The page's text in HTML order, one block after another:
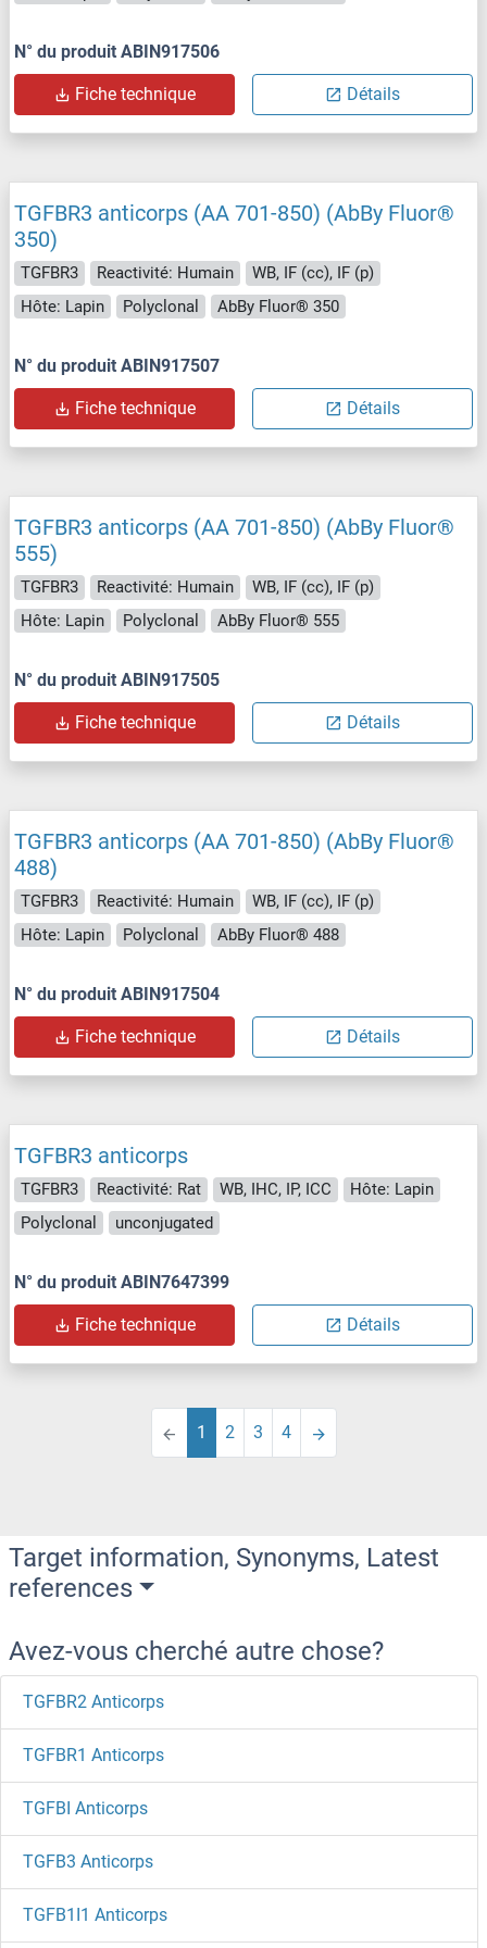
N° du produit ABIN917506
Fiche technique Détails
TGFBR3 anticorps (AA 701-850) (AbBy Fluor®
350)
TGFBR3 Reactivité: Humain
WB, IF (cc), IF (p)
Hôte: Lapin
Polyclonal AbBy Fluor® 350
N° du produit ABIN917507
Fiche technique Détails
TGFBR3 anticorps (AA 701-850) (AbBy Fluor®
555)
TGFBR3 Reactivité: Humain
WB, IF (cc), IF (p)
Hôte: Lapin
Polyclonal AbBy Fluor® 555
N° du produit ABIN917505
Fiche technique Détails
TGFBR3 anticorps (AA 701-850) (AbBy Fluor®
488)
TGFBR3 Reactivité: Humain
WB, IF (cc), IF (p)
Hôte: Lapin
Polyclonal AbBy Fluor® 488
N° du produit ABIN917504
Fiche technique Détails
TGFBR3 anticorps
TGFBR3 Reactivité: Rat WB, IHC, IP, ICC
Hôte: Lapin
Polyclonal
unconjugated
N° du produit ABIN7647399
Fiche technique Détails
1 2 3 4
Target information, Synonyms, Latest
references
Avez-vous cherché autre chose?
TGFBR2 Anticorps
TGFBR1 Anticorps
TGFBI Anticorps
TGFB3 Anticorps
TGFB1I1 Anticorps